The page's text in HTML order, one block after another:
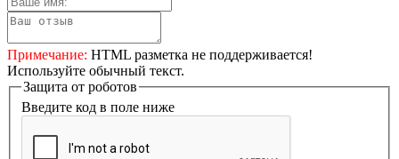
Примечание: HTML разметка не поддерживается!
Используйте обычный текст.
Защита от роботов
Введите код в поле ниже